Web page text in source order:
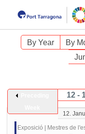
By Year By
12 -
12.
Exposició | Mestres de